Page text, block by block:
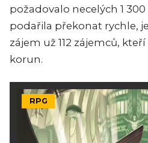
požadovalo necelých 1
podařila překonat rychle,
zájem už 112 zájemců,
korun.
RPG